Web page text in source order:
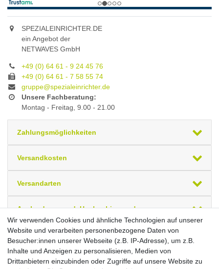
SPEZIALEINRICHTER.DE
ein Angebot der
NETWAVES GmbH
+49 (0) 64 61 - 9 24 45 76
+49 (0) 64 61 - 7 58 55 74
gruppe@spezialeinrichter.de
Unsere Fachberatung:
Montag - Freitag, 9.00 - 21.00
Zahlungsmöglichkeiten
Versandkosten
Versandarten
Auslandsversand, Hochgebirgs- oder
Insellieferung
Ihre zuletzt angesehenen Artikel
Schreibtisch O-Fuß eckig, 180x80cm, Buche
Wir verwenden Cookies und ähnliche Technologien auf unserer
Website und verarbeiten personenbezogene Daten von
Besucher:innen unserer Webseite (z.B. IP-Adresse), um z.B.
Inhalte und Anzeigen zu personalisieren, Medien von
Drittanbietern einzubinden oder Zugriffe auf unsere Website zu